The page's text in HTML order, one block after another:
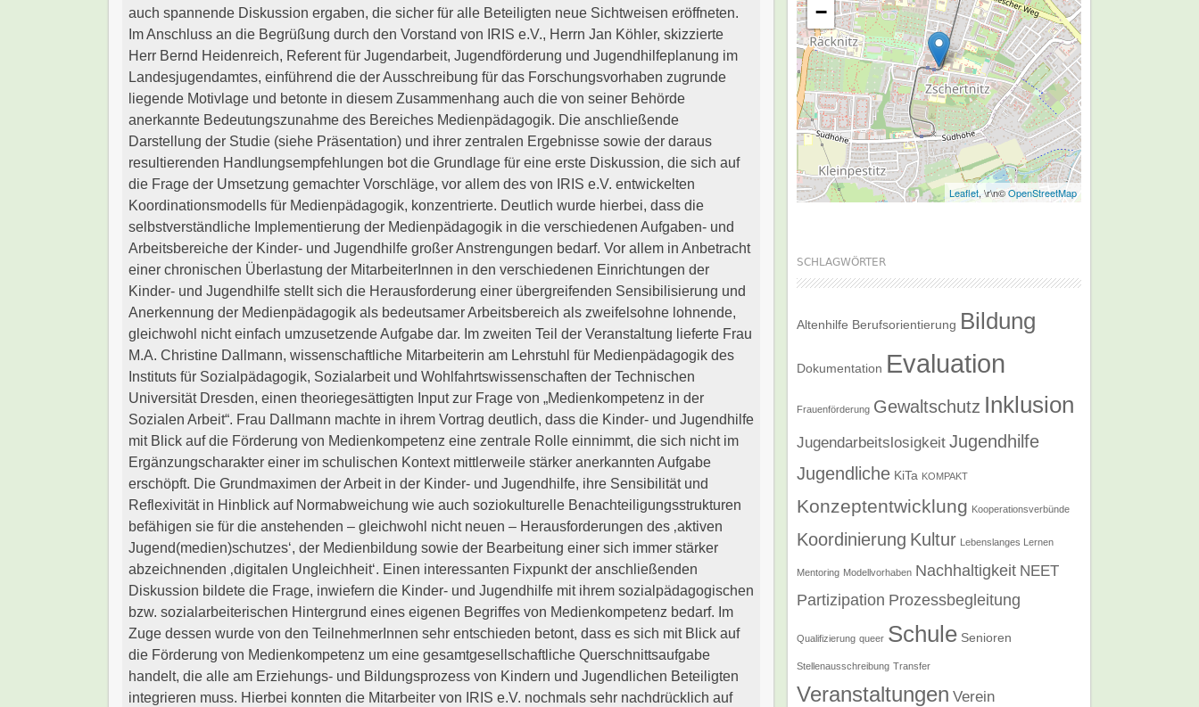
auch spannende Diskussion ergaben, die sicher für alle Beteiligten neue Sichtweisen eröffneten.
Im Anschluss an die Begrüßung durch den Vorstand von IRIS e.V., Herrn Jan Köhler, skizzierte
Herr Bernd Heidenreich, Referent für Jugendarbeit, Jugendförderung und Jugendhilfeplanung im
Landesjugendamtes, einführend die der Ausschreibung für das Forschungsvorhaben zugrunde
liegende Motivlage und betonte in diesem Zusammenhang auch die von seiner Behörde
anerkannte Bedeutungszunahme des Bereiches Medienpädagogik. Die anschließende
Darstellung der Studie (siehe Präsentation) und ihrer zentralen Ergebnisse sowie der daraus
resultierenden Handlungsempfehlungen bot die Grundlage für eine erste Diskussion, die sich auf
die Frage der Umsetzung gemachter Vorschläge, vor allem des von IRIS e.V. entwickelten
Koordinationsmodells für Medienpädagogik, konzentrierte. Deutlich wurde hierbei, dass die
selbstverständliche Implementierung der Medienpädagogik in die verschiedenen Aufgaben- und
Arbeitsbereiche der Kinder- und Jugendhilfe großer Anstrengungen bedarf. Vor allem in Anbetracht
einer chronischen Überlastung der MitarbeiterInnen in den verschiedenen Einrichtungen der
Kinder- und Jugendhilfe stellt sich die Herausforderung einer übergreifenden Sensibilisierung und
Anerkennung der Medienpädagogik als bedeutsamer Arbeitsbereich als zweifelsohne lohnende,
gleichwohl nicht einfach umzusetzende Aufgabe dar. Im zweiten Teil der Veranstaltung lieferte Frau
M.A. Christine Dallmann, wissenschaftliche Mitarbeiterin am Lehrstuhl für Medienpädagogik des
Instituts für Sozialpädagogik, Sozialarbeit und Wohlfahrtswissenschaften der Technischen
Universität Dresden, einen theoriegesättigten Input zur Frage von „Medienkompetenz in der
Sozialen Arbeit“. Frau Dallmann machte in ihrem Vortrag deutlich, dass die Kinder- und Jugendhilfe
mit Blick auf die Förderung von Medienkompetenz eine zentrale Rolle einnimmt, die sich nicht im
Ergänzungscharakter einer im schulischen Kontext mittlerweile stärker anerkannten Aufgabe
erschöpft. Die Grundmaximen der Arbeit in der Kinder- und Jugendhilfe, ihre Sensibilität und
Reflexivität in Hinblick auf Normabweichung wie auch soziokulturelle Benachteiligungsstrukturen
befähigen sie für die anstehenden – gleichwohl nicht neuen – Herausforderungen des ‚aktiven
Jugend(medien)schutzes‘, der Medienbildung sowie der Bearbeitung einer sich immer stärker
abzeichnenden ‚digitalen Ungleichheit‘. Einen interessanten Fixpunkt der anschließenden
Diskussion bildete die Frage, inwiefern die Kinder- und Jugendhilfe mit ihrem sozialpädagogischen
bzw. sozialarbeiterischen Hintergrund eines eigenen Begriffes von Medienkompetenz bedarf. Im
Zuge dessen wurde von den TeilnehmerInnen sehr entschieden betont, dass es sich mit Blick auf
die Förderung von Medienkompetenz um eine gesamtgesellschaftliche Querschnittsaufgabe
handelt, die alle am Erziehungs- und Bildungsprozess von Kindern und Jugendlichen Beteiligten
integrieren muss. Hierbei konnten die Mitarbeiter von IRIS e.V. nochmals sehr nachdrücklich auf
−
Leaflet, \r\n©OpenStreetMap
SCHLAGWÖRTER
Altenhilfe Berufsorientierung Bildung
Dokumentation Evaluation
Frauenförderung Gewaltschutz Inklusion
Jugendarbeitslosigkeit Jugendhilfe
Jugendliche KiTa KOMPAKT
Konzeptentwicklung Kooperationsverbünde
Koordinierung Kultur Lebenslanges Lernen
Mentoring Modellvorhaben Nachhaltigkeit NEET
Partizipation Prozessbegleitung
Qualifizierung queer Schule Senioren
Stellenausschreibung Transfer
Veranstaltungen Verein